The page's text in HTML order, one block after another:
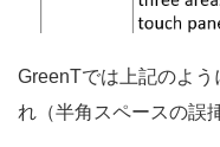
GreenTでは上記のよ
れ（半角スペースの誤